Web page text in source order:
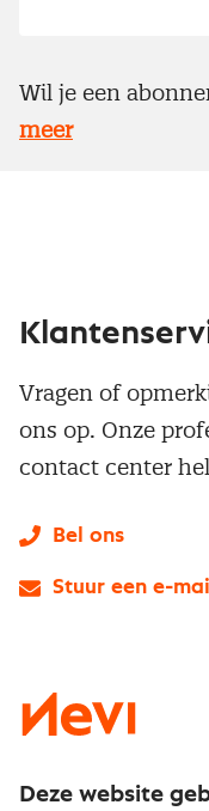
Wil je een
meer
Vragen of
ons op. Onze
contact center
Bel ons
Stuur een e-mail
Deze website